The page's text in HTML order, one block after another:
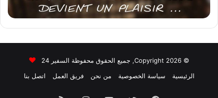
© Copyright 2026, جميع الحقوق محفوظة السفير 24
الرئيسية
سياسة الخصوصية من نحن فريق العمل اتصل بنا